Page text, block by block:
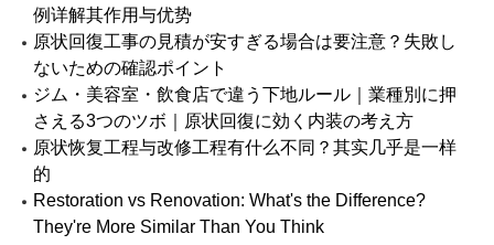
例详解其作用与优势
原状回復工事の見積が安すぎる場合は要注意？失敗し
ないための確認ポイント
ジム・美容室・飲食店で違う下地ルール｜業種別に押
さえる3つのツボ｜原状回復に効く内装の考え方
原状恢复工程与改修工程有什么不同？其实几乎是一样
的
Restoration vs Renovation: What's the Difference?
They're More Similar Than You Think